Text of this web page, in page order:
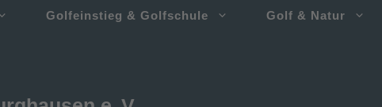
Golfeinstieg & Golfschule Golf & Natur